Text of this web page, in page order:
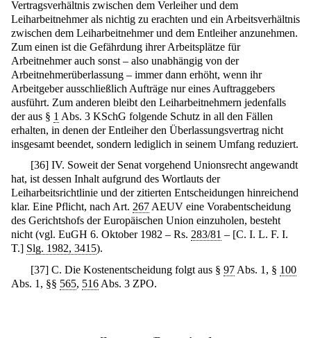
Vertragsverhältnis zwischen dem Verleiher und dem
Leiharbeitnehmer als nichtig zu erachten und ein Arbeitsverhältnis
zwischen dem Leiharbeitnehmer und dem Entleiher anzunehmen.
Zum einen ist die Gefährdung ihrer Arbeitsplätze für
Arbeitnehmer auch sonst – also unabhängig von der
Arbeitnehmerüberlassung – immer dann erhöht, wenn ihr
Arbeitgeber ausschließlich Aufträge nur eines Auftraggebers
ausführt. Zum anderen bleibt den Leiharbeitnehmern jedenfalls
der aus § 1 Abs. 3 KSchG folgende Schutz in all den Fällen
erhalten, in denen der Entleiher den Überlassungsvertrag nicht
insgesamt beendet, sondern lediglich in seinem Umfang reduziert.
[36] IV. Soweit der Senat vorgehend Unionsrecht angewandt
hat, ist dessen Inhalt aufgrund des Wortlauts der
Leiharbeitsrichtlinie und der zitierten Entscheidungen hinreichend
klar. Eine Pflicht, nach Art. 267 AEUV eine Vorabentscheidung
des Gerichtshofs der Europäischen Union einzuholen, besteht
nicht (vgl. EuGH 6. Oktober 1982 – Rs. 283/81 – [C. I. L. F. I.
T.] Slg. 1982, 3415).
[37] C. Die Kostenentscheidung folgt aus §97 Abs. 1, § 100
Abs. 1, §§ 565, 516 Abs. 3 ZPO.